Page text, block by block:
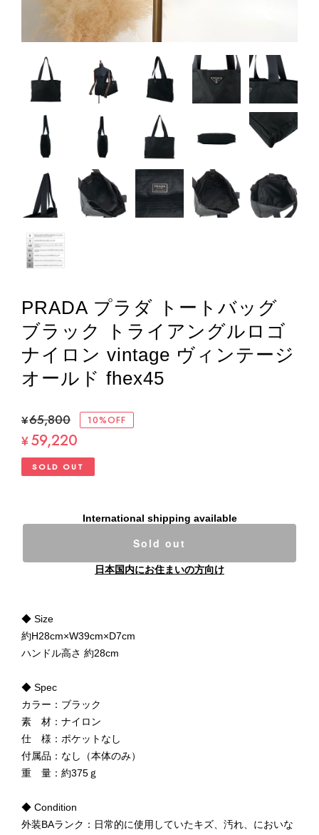
PRADA プラダ トートバッグ
ブラック トライアングルロゴ
ナイロン vintage ヴィンテージ
オールド fhex45
¥65,800 10%OFF
¥59,220
SOLD OUT
International shipping available
Sold out
日本国内にお住まいの方向け
◆ Size
約H28cm×W39cm×D7cm
ハンドル高さ 約28cm
◆ Spec
カラー：ブラック
素 材：ナイロン
仕 様：ポケットなし
付属品：なし（本体のみ）
重 量：約375ｇ
◆ Condition
外装BAランク：日常的に使用していたキズ、汚れ、においな